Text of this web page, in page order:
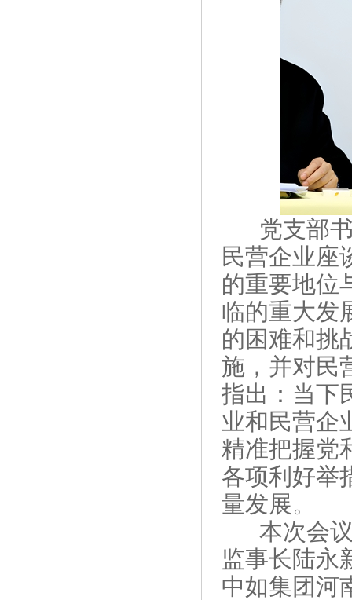
党支部
民营企业座
的重要地位
临的重大发
的困难和挑
施，并对民
指出：当下
业和民营企
精准把握党
各项利好举
量发展。
本次会
监事长陆永
中如集团河